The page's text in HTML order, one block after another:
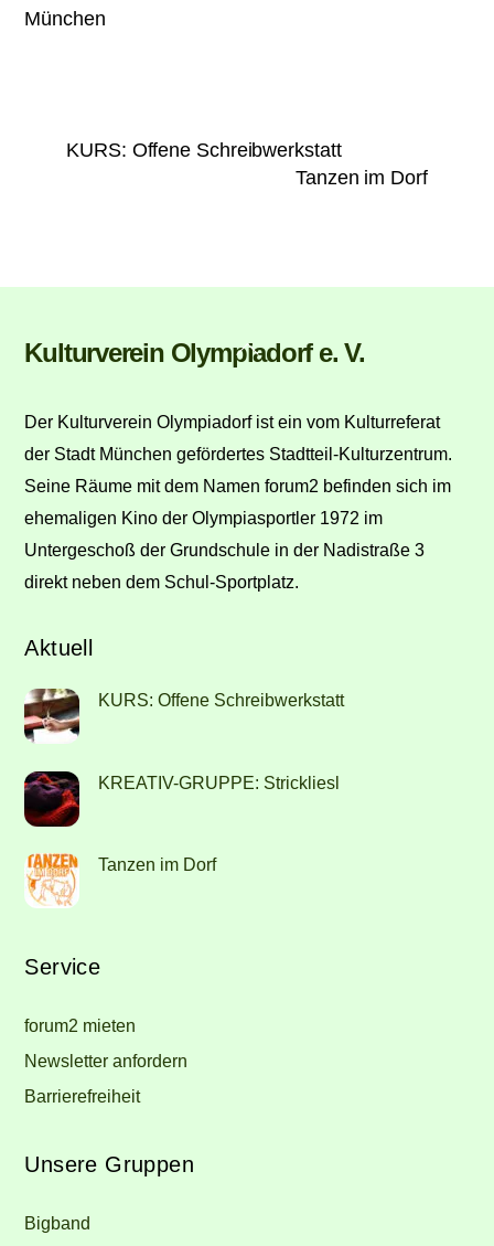
München
KURS: Offene Schreibwerkstatt
Tanzen im Dorf
Back
Kulturverein Olympiadorf e. V.
Der Kulturverein Olympiadorf ist ein vom Kulturreferat
der Stadt München gefördertes Stadtteil-Kulturzentrum.
Seine Räume mit dem Namen forum2 befinden sich im
ehemaligen Kino der Olympiasportler 1972 im
Untergeschoß der Grundschule in der Nadistraße 3
direkt neben dem Schul-Sportplatz.
Aktuell
KURS: Offene Schreibwerkstatt
KREATIV-GRUPPE: Strickliesl
Tanzen im Dorf
Service
forum2 mieten
Newsletter anfordern
Barrierefreiheit
Unsere Gruppen
Bigband